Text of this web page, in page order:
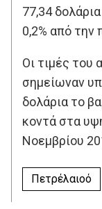
77,34
0,2% από την
Οι τιμές του
σημείωναν
δολάρια το
κοντά στα
Νοεμβρίου
Πετρέλαιοό